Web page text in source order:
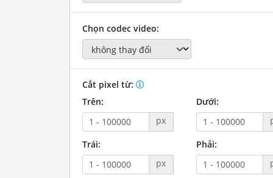
Chọn codec video:
Cắt pixel từ:
Trên:
px
Dưới:
Trái:
px
Phải: